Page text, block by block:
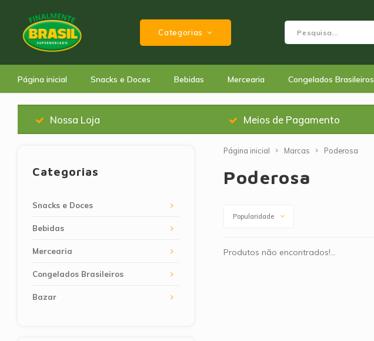
Categorias
Página inicial Snacks e Doces Bebidas Mercearia Congelados Brasileiros
Nossa Loja Meios de Pagamento
Categorias
Snacks e Doces
Bebidas
Mercearia
Congelados Brasileiros
Bazar
Página inicial Marcas Poderosa
Poderosa
Popularidade
Produtos não encontrados!...